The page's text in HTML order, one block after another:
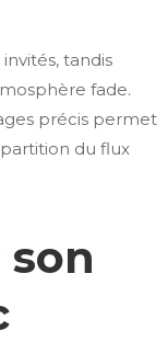
tandis
fade.
précis permet
du flux